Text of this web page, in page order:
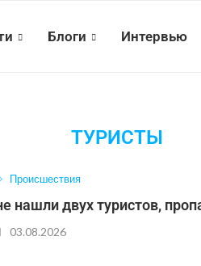
Блоги Интервью
ТУРИСТЫ
Происшествия
нашли двух туристов,
03.08.2026